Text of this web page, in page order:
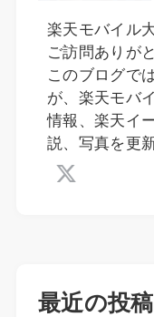
楽天モバイル
ご訪問ありが
このブログで
が、楽天モバ
情報、楽天イ
説、写真を更
最近の投稿